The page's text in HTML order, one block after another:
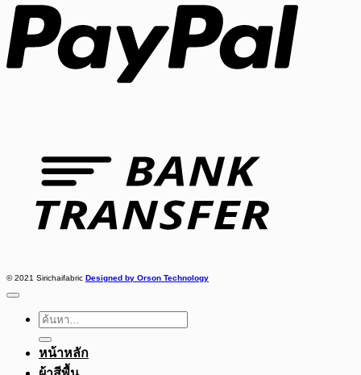
© 2021 Sirichaifabric Designed by Orson Technology
ค้นหา:
หน้าหลัก